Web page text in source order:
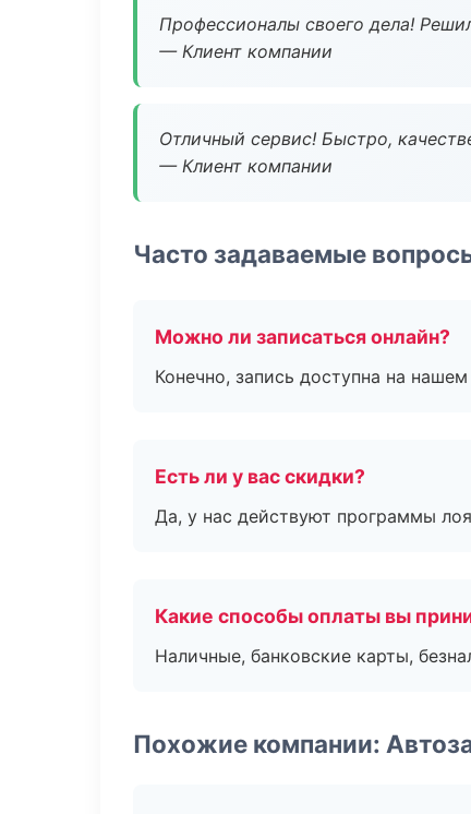
Профессионалы своего дела!
— Клиент компании
Отличный сервис! Быстро,
— Клиент компании
Часто задаваемые
Можно ли записаться онлайн?
Конечно, запись доступна на
Есть ли у вас скидки?
Да, у нас действуют программы
Какие способы оплаты вы
Наличные, банковские карты,
Похожие компании: